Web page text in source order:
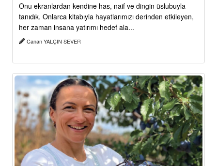
Onu ekranlardan kendine has, naif ve dingin üslubuyla
tanıdık. Onlarca kitabıyla hayatlarımızı derinden etkileyen,
her zaman insana yatırımı hedef ala...
Canan YALÇIN SEVER